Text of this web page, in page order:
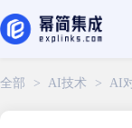
全部 > AI技术 > AI